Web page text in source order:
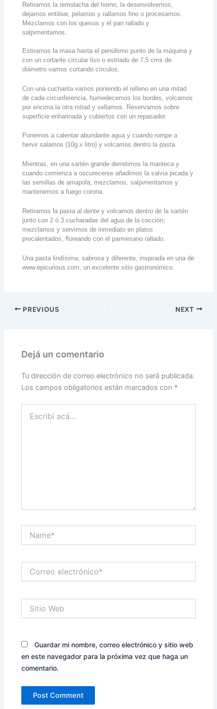
Retiramos la remolacha del horno, la desenvolvemos,
dejamos entibiar, pelamos y rallamos fino o procesamos.
Mezclamos con los quesos y el pan rallado y
salpimentamos.
Estiramos la masa hasta el penúltimo punto de la máquina y
con un cortante circular liso o estriado de 7,5 cms de
diámetro vamos cortando círculos.
Con una cucharita vamos poniendo el relleno en una mitad
de cada circunferencia, humedecemos los bordes, volcamos
por encima la otra mitad y sellamos. Reservamos sobre
superficie enharinada y cubiertos con un repasador.
Ponemos a calentar abundante agua y cuando rompe a
hervir salamos (10g x litro) y volcamos dentro la pasta.
Mientras, en una sartén grande derretimos la manteca y
cuando comienza a oscurecerse añadimos la salvia picada y
las semillas de amapola; mezclamos, salpimentamos y
mantenemos a fuego corona.
Retiramos la pasta al dente y volcamos dentro de la sartén
junto con 2 ó 3 cucharadas del agua de la cocción;
mezclamos y servimos de inmediato en platos
precalentados, floreando con el parmesano rallado.
Una pasta lindísima, sabrosa y diferente, inspirada en una de
www.epicurious.com, un excelente sitio gastronómico.
PREVIOUS NEXT
Dejá un comentario
Tu dirección de correo electrónico no será publicada.
Los campos obligatorios están marcados con *
acá...
electrónico*
Web
Guardar mi nombre, correo electrónico y sitio web
en este navegador para la próxima vez que haga un
comentario.